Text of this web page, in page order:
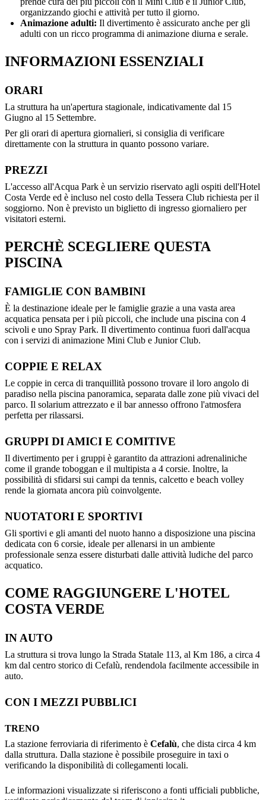
organizzando giochi e attività per tutto il giorno.
Animazione adulti: Il divertimento è assicurato anche per gli
adulti con un ricco programma di animazione diurna e serale.
INFORMAZIONI ESSENZIALI
ORARI
La struttura ha un'apertura stagionale, indicativamente dal 15
Giugno al 15 Settembre.
Per gli orari di apertura giornalieri, si consiglia di verificare
direttamente con la struttura in quanto possono variare.
PREZZI
L'accesso all'Acqua Park è un servizio riservato agli ospiti dell'Hotel
Costa Verde ed è incluso nel costo della Tessera Club richiesta per il
soggiorno. Non è previsto un biglietto di ingresso giornaliero per
visitatori esterni.
PERCHÈ SCEGLIERE QUESTA
PISCINA
FAMIGLIE CON BAMBINI
È la destinazione ideale per le famiglie grazie a una vasta area
acquatica pensata per i più piccoli, che include una piscina con 4
scivoli e uno Spray Park. Il divertimento continua fuori dall'acqua
con i servizi di animazione Mini Club e Junior Club.
COPPIE E RELAX
Le coppie in cerca di tranquillità possono trovare il loro angolo di
paradiso nella piscina panoramica, separata dalle zone più vivaci del
parco. Il solarium attrezzato e il bar annesso offrono l'atmosfera
perfetta per rilassarsi.
GRUPPI DI AMICI E COMITIVE
Il divertimento per i gruppi è garantito da attrazioni adrenaliniche
come il grande toboggan e il multipista a 4 corsie. Inoltre, la
possibilità di sfidarsi sui campi da tennis, calcetto e beach volley
rende la giornata ancora più coinvolgente.
NUOTATORI E SPORTIVI
Gli sportivi e gli amanti del nuoto hanno a disposizione una piscina
dedicata con 6 corsie, ideale per allenarsi in un ambiente
professionale senza essere disturbati dalle attività ludiche del parco
acquatico.
COME RAGGIUNGERE L'HOTEL
COSTA VERDE
IN AUTO
La struttura si trova lungo la Strada Statale 113, al Km 186, a circa 4
km dal centro storico di Cefalù, rendendola facilmente accessibile in
auto.
CON I MEZZI PUBBLICI
TRENO
La stazione ferroviaria di riferimento è Cefalù, che dista circa 4 km
dalla struttura. Dalla stazione è possibile proseguire in taxi o
verificando la disponibilità di collegamenti locali.
Le informazioni visualizzate si riferiscono a fonti ufficiali pubbliche,